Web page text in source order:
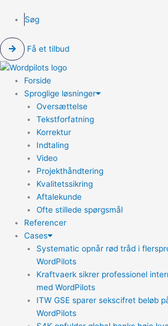
Søg
Få et tilbud
Forside
Sproglige løsninger
Oversættelse
Tekstforfatning
Korrektur
Indtaling
Video
Projekthåndtering
Kvalitetssikring
Aftalekunde
Ofte stillede spørgsmål
Referencer
Cases
Systematic opnår rød tråd i
WordPilots
Kraftvaerk sikrer professionel
med WordPilots
ITW GSE sparer sekscifret beløb
WordPilots